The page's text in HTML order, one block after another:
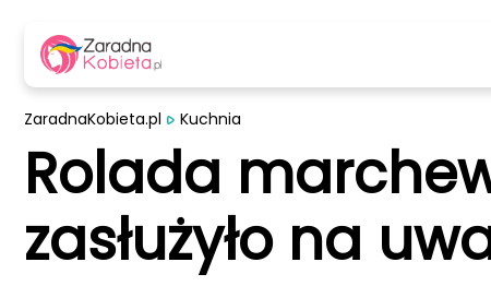
ZaradnaKobieta.pl Kuchnia
Rolada
zasłużyło na